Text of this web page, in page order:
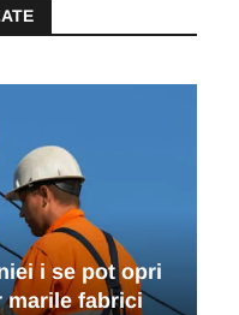
i se pot opri
marile fabrici